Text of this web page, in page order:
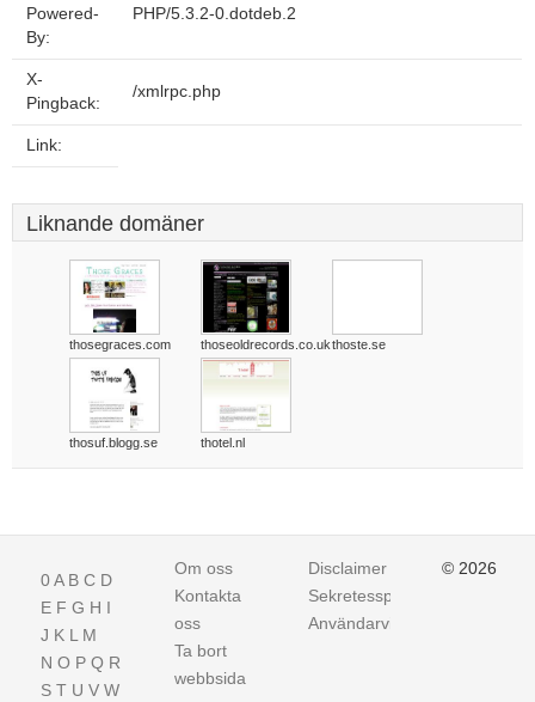
Powered-
By:
PHP/5.3.2-0.dotdeb.2
X-
Pingback:
/xmlrpc.php
Link:
Liknande domäner
thosegraces.com thoseoldrecords.co.ukthoste.se
thosuf.blogg.se thotel.nl
0A B C D
E F G H I
J K L M
N O P Q R
S T U V W
Om oss
Kontakta
oss
Ta bort
webbsida
Disclaimer
Sekretesspolicy
Användarvillkor
© 2026